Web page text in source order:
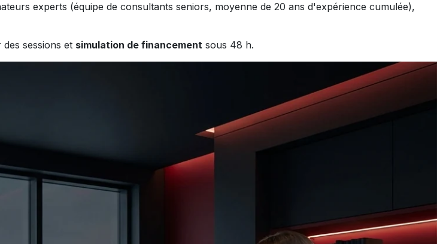
experts (équipe de consultants seniors, moyenne de 20 ans d'expérience cumulée),
sessions et simulation de financement sous 48 h.